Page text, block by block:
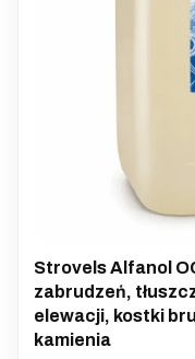
Strovels Alfanol
zabrudzeń,
elewacji, kostki
kamienia